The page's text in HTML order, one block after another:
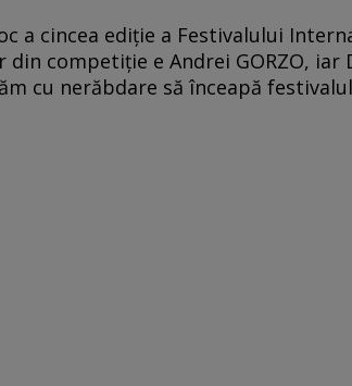
a cincea ediţie a Festivalului
competiţie e Andrei GORZO, iar
cu nerăbdare să înceapă